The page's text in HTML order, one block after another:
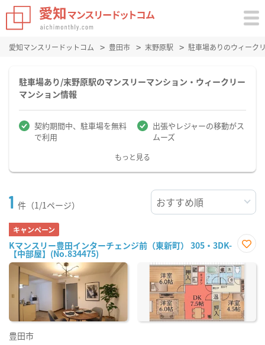
愛知マンスリードットコム 豊田市 末野原駅 駐車場ありのウィーク
駐車場あり/末野原駅のマンスリーマンション・ウィークリー
マンション情報
契約期間中、駐車場を無料
で利用
出張やレジャーの移動がス
ムーズ
もっと見る
1 件（1/1ページ）
キャンペーン
Kマンスリー豊田インターチェンジ前（東新町） 305・3DK-
【中部屋】(No.834475)
に入
り登
録
豊田市